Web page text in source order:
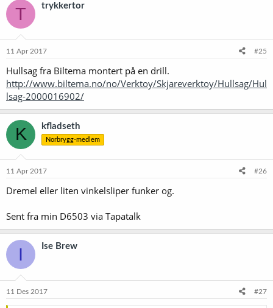
T trykkertor
11 Apr 2017 #25
Hullsag fra Biltema montert på en drill.
http://www.biltema.no/no/Verktoy/Skjareverktoy/Hullsag/Hul
lsag-2000016902/
K kfladseth
Norbrygg-medlem
11 Apr 2017 #26
Dremel eller liten vinkelsliper funker og.
Sent fra min D6503 via Tapatalk
I Ise Brew
11 Des 2017 #27